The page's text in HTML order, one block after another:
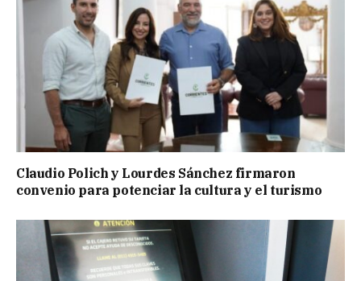
Claudio Polich y Lourdes Sánchez firmaron
convenio para potenciar la cultura y el turismo